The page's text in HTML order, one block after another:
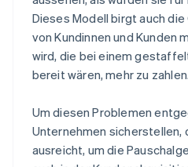
Dieses Modell birgt auch
von Kundinnen und Kunden
wird, die bei einem
bereit wären, mehr zu zahlen.
Um diesen Problemen
Unternehmen sicherstellen,
ausreicht, um die